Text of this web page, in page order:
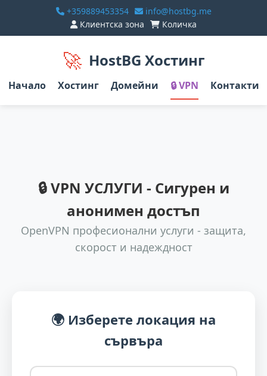
+359889453354
info@hostbg.me
Клиентска зона
Количка
🚀 HostBG Хостинг
Начало Хостинг Домейни 🔒 VPN Контакти
🔒VPN УСЛУГИ - Сигурен и
анонимен достъп
OpenVPN професионални услуги - защита,
скорост и надеждност
🌍 Изберете локация на
сървъра